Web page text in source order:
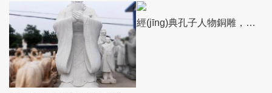
經(jīng)典孔子人物銅雕，陪伴您的旅程